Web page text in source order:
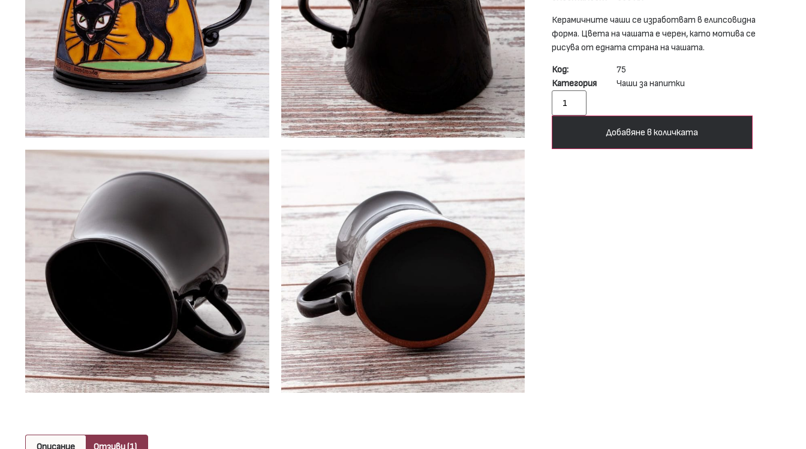
Керамичните чаши се изработват в елипсовидна
форма. Цвета на чашата е черен, като мотива се
рисува от едната страна на чашата.
Код:
75
Категория
Чаши за напитки
Добавяне в количката
Описание Отзиви (1)